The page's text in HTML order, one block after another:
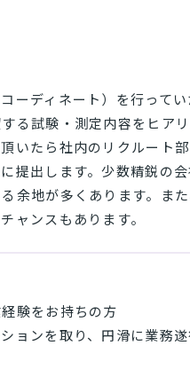
ーディネート）を行って
る試験・測定内容をヒア
いたら社内のリクルート
提出します。少数精鋭の
余地が多くあります。ま
ャンスもあります。
験をお持ちの方
ョンを取り、円滑に業務